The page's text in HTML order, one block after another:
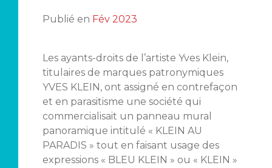
Publié en Fév 2023
Les ayants-droits de l’artiste Yves Klein,
titulaires de marques patronymiques
YVES KLEIN, ont assigné en contrefaçon
et en parasitisme une société qui
commercialisait un panneau mural
panoramique intitulé « KLEIN AU
PARADIS » tout en faisant usage des
expressions « BLEU KLEIN » ou « KLEIN »